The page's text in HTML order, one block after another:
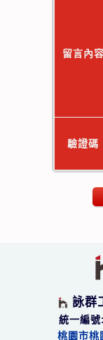
留言內容
驗證碼
詠群
統一編
桃園市桃